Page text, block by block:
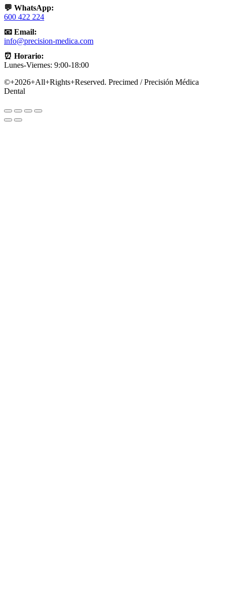
💬 WhatsApp:
600 422 224
📧 Email:
info@precision-medica.com
⏰ Horario:
Lunes-Viernes: 9:00-18:00
©+2026+All+Rights+Reserved. Precimed / Precisión Médica
Dental